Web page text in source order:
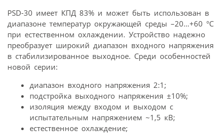
PSD-30 имеет КПД 83% и может быть использован в
диапазоне температур окружающей среды –20…+60 °С
при естественном охлаждении. Устройство надежно
преобразует широкий диапазон входного напряжения
в стабилизированное выходное. Среди особенностей
новой серии:
диапазон входного напряжения 2:1;
подстройка выходного напряжения ±10%;
изоляция между входом и выходом с
испытательным напряжением ~1,5 кВ;
естественное охлаждение;